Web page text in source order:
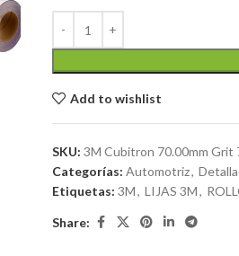
Add to wishlist
SKU: 3M Cubitron 70.00mm Grit
Categorías: Automotriz,
Etiquetas: 3M, LIJAS 3M,
Share: